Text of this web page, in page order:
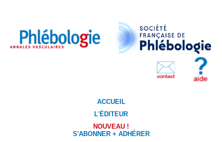
ACCUEIL
L'ÉDITEUR
NOUVEAU !
S'ABONNER + ADHÉRER